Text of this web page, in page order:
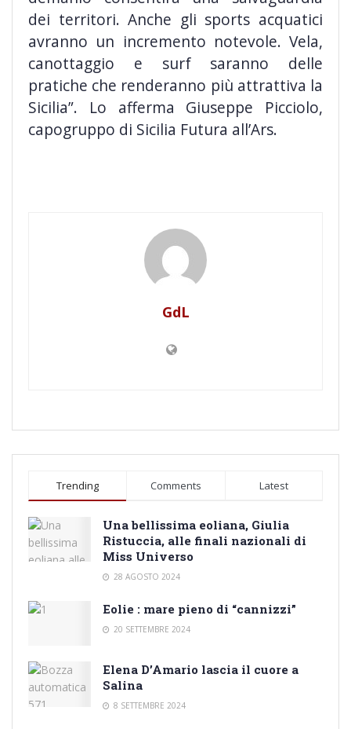
dei territori. Anche gli sports acquatici
avranno un incremento notevole. Vela,
canottaggio e surf saranno delle
pratiche che renderanno più attrattiva la
Sicilia”. Lo afferma Giuseppe Picciolo,
capogruppo di Sicilia Futura all’Ars.
GdL
Trending Comments Latest
Una bellissima eoliana, Giulia
Ristuccia, alle finali nazionali di
Miss Universo
28 AGOSTO 2024
Eolie : mare pieno di “cannizzi”
20 SETTEMBRE 2024
Elena D’Amario lascia il cuore a
Salina
8 SETTEMBRE 2024